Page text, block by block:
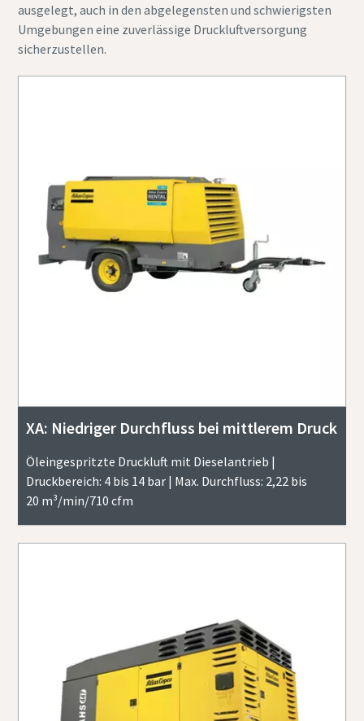
ausgelegt, auch in den abgelegensten und schwierigsten
Umgebungen eine zuverlässige Druckluftversorgung
sicherzustellen.
XA: Niedriger Durchfluss bei mittlerem Druck
Öleingespritzte Druckluft mit Dieselantrieb |
Druckbereich: 4 bis 14 bar | Max. Durchfluss: 2,22 bis
20 m³/min/710 cfm